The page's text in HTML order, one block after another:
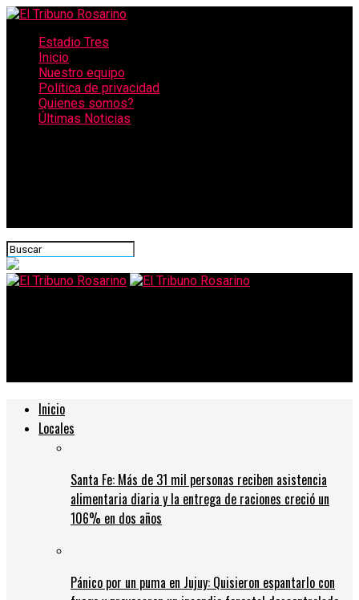
Estadio Tres
Inicio
Nuestro equipo
Política de privacidad
Quienes somos?
Últimas Noticias
Inicio
Locales
Santa Fe: Más de 31 mil personas reciben asistencia
alimentaria diaria y la entrega de raciones creció un
106% en dos años
Pánico por un puma en Jujuy: Quisieron espantarlo con